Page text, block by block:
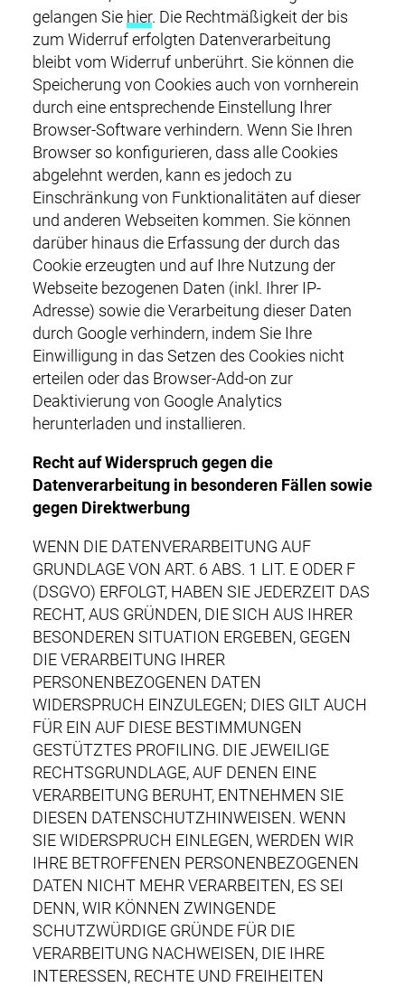
ZERTIFIKATE
UNTERNEHMEN
KARRIERE
KONTAKT
DOWNLOADS
gelangen Sie hier. Die Rechtmäßigkeit der bis
zum Widerruf erfolgten Datenverarbeitung
bleibt vom Widerruf unberührt. Sie können die
Speicherung von Cookies auch von vornherein
durch eine entsprechende Einstellung Ihrer
Browser-Software verhindern. Wenn Sie Ihren
Browser so konfigurieren, dass alle Cookies
abgelehnt werden, kann es jedoch zu
Einschränkung von Funktionalitäten auf dieser
und anderen Webseiten kommen. Sie können
darüber hinaus die Erfassung der durch das
Cookie erzeugten und auf Ihre Nutzung der
Webseite bezogenen Daten (inkl. Ihrer IP-
Adresse) sowie die Verarbeitung dieser Daten
durch Google verhindern, indem Sie Ihre
Einwilligung in das Setzen des Cookies nicht
erteilen oder das Browser-Add-on zur
Deaktivierung von Google Analytics
herunterladen und installieren.
Recht auf Widerspruch gegen die
Datenverarbeitung in besonderen Fällen sowie
gegen Direktwerbung
WENN DIE DATENVERARBEITUNG AUF
GRUNDLAGE VON ART. 6 ABS. 1 LIT. E ODER F
(DSGVO) ERFOLGT, HABEN SIE JEDERZEIT DAS
RECHT, AUS GRÜNDEN, DIE SICH AUS IHRER
BESONDEREN SITUATION ERGEBEN, GEGEN
DIE VERARBEITUNG IHRER
PERSONENBEZOGENEN DATEN
WIDERSPRUCH EINZULEGEN; DIES GILT AUCH
FÜR EIN AUF DIESE BESTIMMUNGEN
GESTÜTZTES PROFILING. DIE JEWEILIGE
RECHTSGRUNDLAGE, AUF DENEN EINE
VERARBEITUNG BERUHT, ENTNEHMEN SIE
DIESEN DATENSCHUTZHINWEISEN. WENN
SIE WIDERSPRUCH EINLEGEN, WERDEN WIR
IHRE BETROFFENEN PERSONENBEZOGENEN
DATEN NICHT MEHR VERARBEITEN, ES SEI
DENN, WIR KÖNNEN ZWINGENDE
SCHUTZWÜRDIGE GRÜNDE FÜR DIE
VERARBEITUNG NACHWEISEN, DIE IHRE
INTERESSEN, RECHTE UND FREIHEITEN